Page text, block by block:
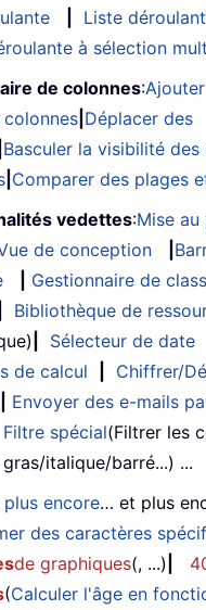
Liste
à sélection
de colonnes:
Déplacer des
Basculer la visibilité des
Comparer des plages
vedettes:Mise
de conception
Gestionnaire de
Bibliothèque de
Sélecteur de date
de calcul
Chiffrer/
Envoyer des e-mails
Filtre spécial(Filtrer les
italique/barré...) ...
encore… et plus
des caractères
de graphiques(, ...)
(Calculer l'âge en